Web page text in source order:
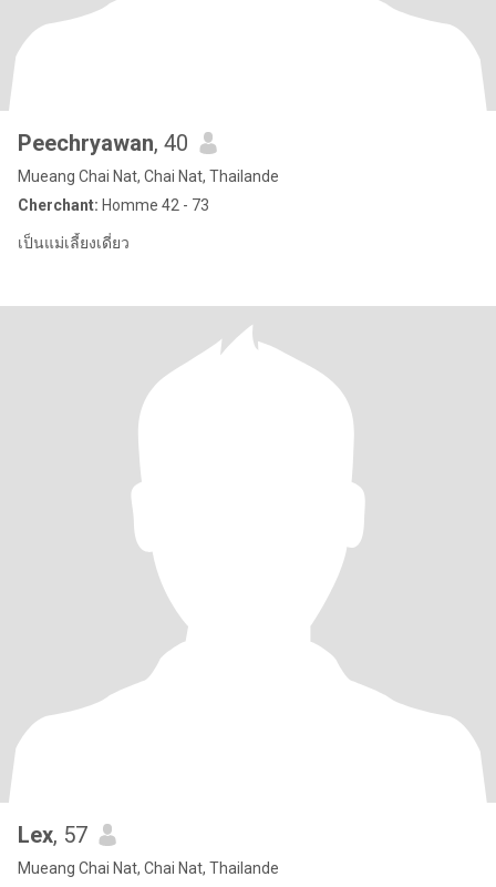
Peechryawan, 40
Mueang Chai Nat, Chai Nat, Thailande
Cherchant: Homme 42 - 73
เป็นแม่เลี้ยงเดี่ยว
Lex, 57
Mueang Chai Nat, Chai Nat, Thailande